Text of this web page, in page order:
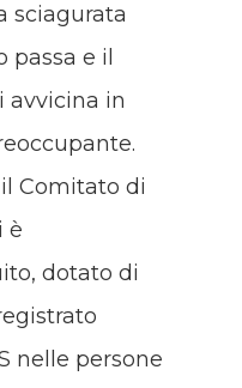
sciagurata
e il
avvicina in
Comitato di
è
dotato di
nelle persone